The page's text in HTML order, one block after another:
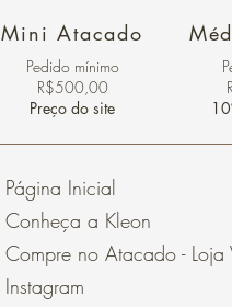
Mini Atacado
Pedido ​mínimo
R$500,00
Preço do site
Página Inicial
Conheça a Kleon
Compre no Atacado - Loja
Instagram